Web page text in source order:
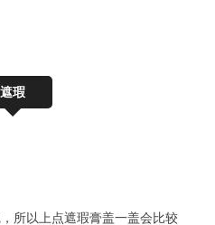
遮瑕
所以上点遮瑕膏盖一盖会比较